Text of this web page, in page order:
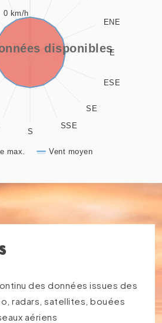
displaying values. Data ranges from
displaying values. Data ranges
disponibles
max. Vent moyen
ENE
E
ESE
SE
SSE
S
0 km/h
des données issues des
radars, satellites, bouées
aériens